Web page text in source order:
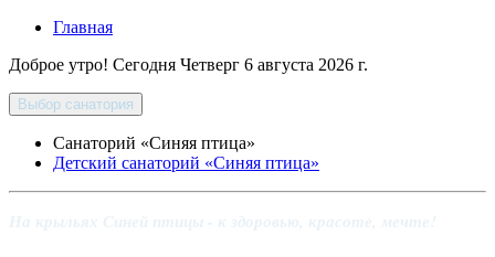
Главная
Доброе утро! Сегодня Четверг 6 августа 2026 г.
Выбор санатория
Санаторий «Синяя птица»
Детский санаторий «Синяя птица»